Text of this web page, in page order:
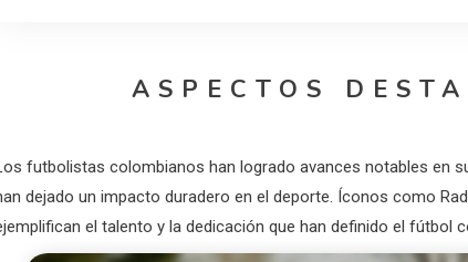
ASPECTOS
futbolistas colombianos han logrado avances notables en
dejado un impacto duradero en el deporte. Íconos como
el talento y la dedicación que han definido el